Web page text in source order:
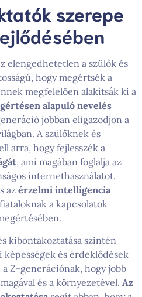
szerepe
elengedhetetlen a szülők és
hogy megértsék a
megfelelően alakítsák ki a
alapuló nevelés
jobban eligazodjon a
A szülőknek és
arra, hogy fejlesszék a
, ami magában foglalja az
internethasználatot.
az érzelmi intelligencia
a kapcsolatok
kibontakoztatása szintén
képességek és érdeklődések
Z-generációnak, hogy jobb
és a környezetével. Az